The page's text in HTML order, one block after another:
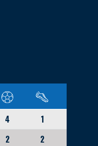
4
1
2
2